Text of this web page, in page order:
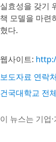
실효성을 갖기
책 모델을 마련
혔다.
웹사이트:
보도자료 연락
건국대학교 전
이 뉴스는 기업